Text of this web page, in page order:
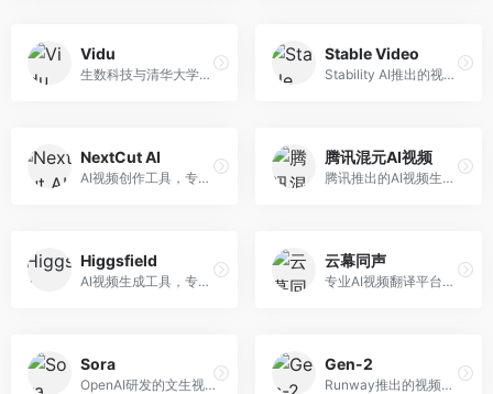
Vidu
生数科技与清华大学联合研发的AI视频生成大模型。面向视频创作者和内容生产者，支持文生视频、图生视频，视频质量高，物理运动理解准确，国产视频生成领先工具。
Stable Video
Stability AI推出的视频生成模型，开源可部署。面向开发者和专业创作者，支持视频生成、视频编辑等功能，开源生态完善，定制化程度高。
NextCut AI
AI视频创作工具，专注于智能剪辑和视频生成。面向视频创作者，提供智能剪辑、视频生成、特效添加等功能，剪辑效率高，适合快节奏内容生产。
腾讯混元AI视频
腾讯推出的AI视频生成工具，基于混元大模型。面向腾讯生态用户和内容创作者，支持文生视频、视频编辑等功能，与腾讯产品生态深度整合。
Higgsfield
AI视频生成工具，专注于高质量视频内容创作。面向视频创作者和营销人员，支持文生视频、视频编辑等功能，视频效果逼真，适合商业应用。
云幕同声
专业AI视频翻译平台，支持视频多语言配音和字幕生成。面向跨境电商和内容出海从业者，提供视频翻译、配音、字幕生成等服务，多语言支持完善。
Sora
OpenAI研发的文生视频大模型，可根据文字描述生成长达60秒的高清视频。面向影视创作者、广告从业者和内容生产者，视频连贯性强，物理世界理解准确，代表了AI视频生成的最高水平。
Gen-2
Runway推出的视频生成模型，专注于文生视频和视频风格转换。面向影视制作人和创意工作者，支持文本到视频、图像到视频等多种生成模式，视频质量专业级。